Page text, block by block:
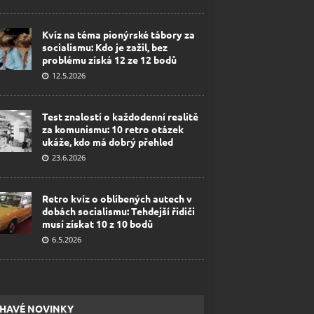
Kvíz na téma pionýrské tábory za
socialismu: Kdo je zažil, bez
problému získá 12 ze 12 bodů
12.5.2026
Test znalostí o každodenní realitě
za komunismu: 10 retro otázek
ukáže, kdo má dobrý přehled
23.6.2026
Retro kvíz o oblíbených autech v
dobách socialismu: Tehdejší řidiči
musí získat 10 z 10 bodů
6.5.2026
NOVINKY